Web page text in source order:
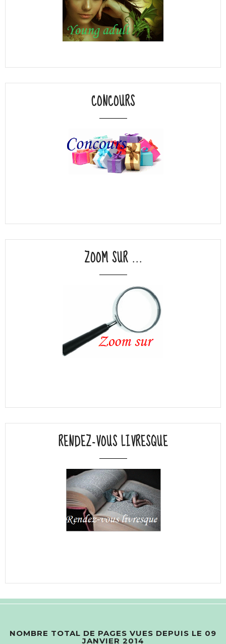
CONCOURS
ZOOM SUR ...
RENDEZ-VOUS LIVRESQUE
NOMBRE TOTAL DE PAGES VUES DEPUIS LE 09
JANVIER 2014